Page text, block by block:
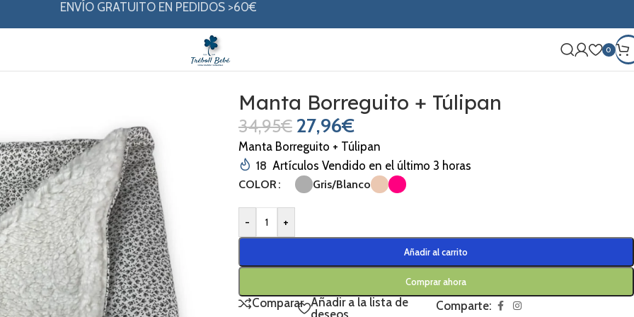
ENVÍO GRATUITO EN PEDIDOS >60€
0
Manta Borreguito + Túlipan
34,95€ 27,96€
Manta Borreguito + Túlipan
18 Artículos Vendido en el último 3 horas
COLOR Gris/Blanco
- +
Añadir al carrito
Comprar ahora
Comparar Añadir a la lista de
deseos
Comparte: